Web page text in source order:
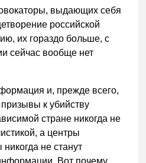
выдающих себя
российской
их гораздо больше, с
сейчас вообще нет
и, прежде всего,
к убийству
стране никогда не
а центры
не станут
Вот почему